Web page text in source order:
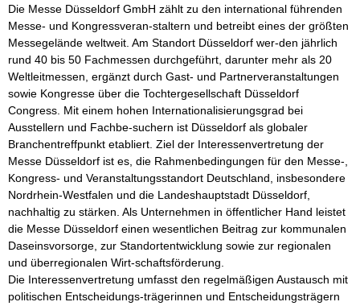
Die Messe Düsseldorf GmbH zählt zu den international führenden
Messe- und Kongressveran-staltern und betreibt eines der größten
Messegelände weltweit. Am Standort Düsseldorf wer-den jährlich
rund 40 bis 50 Fachmessen durchgeführt, darunter mehr als 20
Weltleitmessen, ergänzt durch Gast- und Partnerveranstaltungen
sowie Kongresse über die Tochtergesellschaft Düsseldorf
Congress. Mit einem hohen Internationalisierungsgrad bei
Ausstellern und Fachbe-suchern ist Düsseldorf als globaler
Branchentreffpunkt etabliert. Ziel der Interessenvertretung der
Messe Düsseldorf ist es, die Rahmenbedingungen für den Messe-,
Kongress- und Veranstaltungsstandort Deutschland, insbesondere
Nordrhein-Westfalen und die Landeshauptstadt Düsseldorf,
nachhaltig zu stärken. Als Unternehmen in öffentlicher Hand leistet
die Messe Düsseldorf einen wesentlichen Beitrag zur kommunalen
Daseinsvorsorge, zur Standortentwicklung sowie zur regionalen
und überregionalen Wirt-schaftsförderung.
Die Interessenvertretung umfasst den regelmäßigen Austausch mit
politischen Entscheidungs-trägerinnen und Entscheidungsträgern